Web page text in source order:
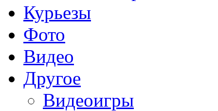
Курьезы
Фото
Видео
Другое
Видеоигры